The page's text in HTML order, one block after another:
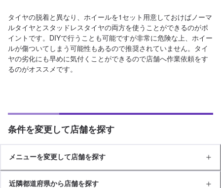
タイヤの脱着と異なり、ホイールを1セット用意しておけばノーマ
ルタイヤとスタッドレスタイヤの両方を使うことができるのがポ
イントです。DIYで行うことも可能ですが非常に危険な上、ホイー
ルが傷ついてしまう可能性もあるので推奨されていません。タイ
ヤの劣化にも早めに気付くことができるので店舗へ作業依頼をす
るのがオススメです。
条件を変更して店舗を探す
メニューを変更して店舗を探す
近隣都道府県から店舗を探す